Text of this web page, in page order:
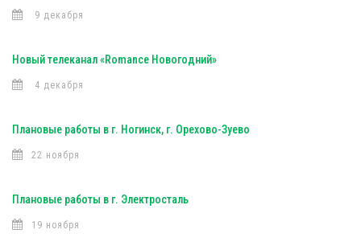
9 декабря
Новый телеканал «Romance Новогодний»
4 декабря
Плановые работы в г. Ногинск, г. Орехово-Зуево
22 ноября
Плановые работы в г. Электросталь
19 ноября